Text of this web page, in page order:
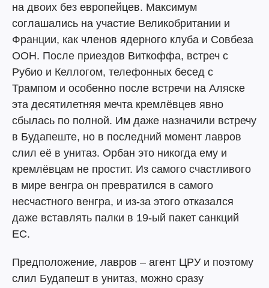
на двоих без европейцев. Максимум
соглашались на участие Великобритании и
Франции, как членов ядерного клуба и Совбеза
ООН. После приездов Виткоффа, встреч с
Рубио и Келлогом, телефонных бесед с
Трампом и особенно после встречи на Аляске
эта десятилетняя мечта кремлёвцев явно
сбылась по полной. Им даже назначили встречу
в Будапеште, но в последний момент лавров
слил её в унитаз. Орбан это никогда ему и
кремлёвцам не простит. Из самого счастливого
в мире венгра он превратился в самого
несчастного венгра, и из-за этого отказался
даже вставлять палки в 19-ый пакет санкций
ЕС.
Предположение, лавров – агент ЦРУ и поэтому
слил Будапешт в унитаз, можно сразу